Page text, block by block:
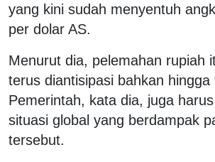
yang kini sudah menyentuh
per dolar AS.
Menurut dia, pelemahan rupiah
terus diantisipasi bahkan hingga
Pemerintah, kata dia, juga
situasi global yang berdampak
tersebut.